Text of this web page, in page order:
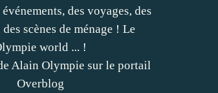
des voyages, des
scènes de ménage ! Le
world ... !
Alain Olympie sur le portail
Overblog